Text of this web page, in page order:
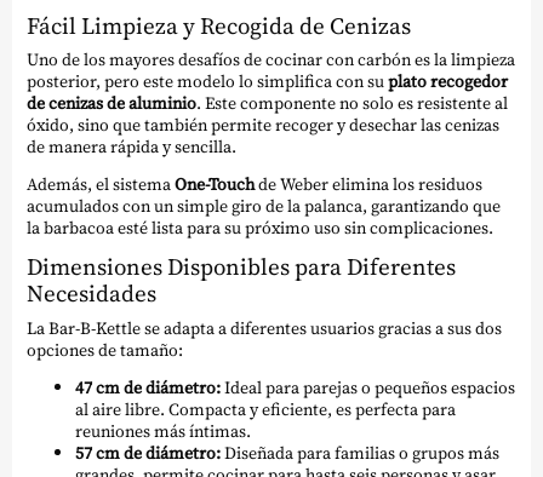
Fácil Limpieza y Recogida de Cenizas
Uno de los mayores desafíos de cocinar con carbón es la limpieza
posterior, pero este modelo lo simplifica con suplato recogedor
de cenizas de aluminio. Este componente no solo es resistente al
óxido, sino que también permite recoger y desechar las cenizas
de manera rápida y sencilla.
Además, el sistemaOne-Touchde Weber elimina los residuos
acumulados con un simple giro de la palanca, garantizando que
la barbacoa esté lista para su próximo uso sin complicaciones.
Dimensiones Disponibles para Diferentes
Necesidades
La Bar-B-Kettle se adapta a diferentes usuarios gracias a sus dos
opciones de tamaño:
47 cm de diámetro:Ideal para parejas o pequeños espacios
al aire libre. Compacta y eficiente, es perfecta para
reuniones más íntimas.
57 cm de diámetro:Diseñada para familias o grupos más